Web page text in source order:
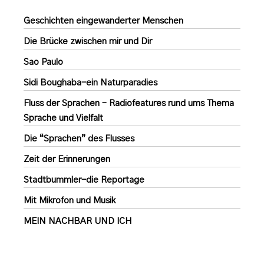
Geschichten eingewanderter Menschen
Die Brücke zwischen mir und Dir
Sao Paulo
Sidi Boughaba-ein Naturparadies
Fluss der Sprachen – Radiofeatures rund ums Thema
Sprache und Vielfalt
Die “Sprachen” des Flusses
Zeit der Erinnerungen
Stadtbummler-die Reportage
Mit Mikrofon und Musik
MEIN NACHBAR UND ICH